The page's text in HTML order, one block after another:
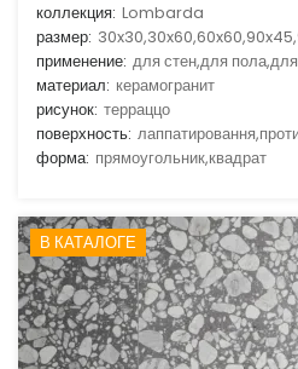
коллекция: Lombarda
размер:
применение: для стен,для пола,для
материал: керамогранит
рисунок: терраццо
поверхность:
форма: прямоугольник,квадрат
В КАТАЛОГЕ